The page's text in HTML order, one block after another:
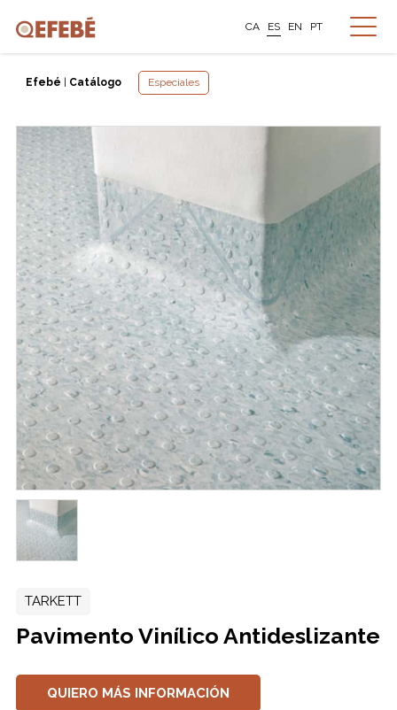
CA ES EN PT
Efebé Catálogo Especiales
TARKETT
Pavimento Vinílico Antideslizante
QUIERO MÁS INFORMACIÓN